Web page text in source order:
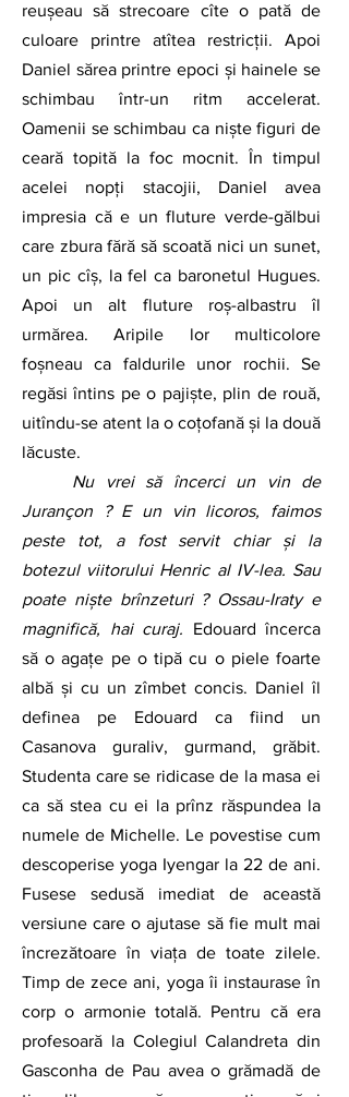
reușeau să strecoare cîte o pată de
culoare printre atîtea restricții. Apoi
Daniel sărea printre epoci și hainele se
schimbau într-un ritm accelerat.
Oamenii se schimbau ca niște figuri de
ceară topită la foc mocnit. În timpul
acelei nopți stacojii, Daniel avea
impresia că e un fluture verde-gălbui
care zbura fără să scoată nici un sunet,
un pic cîș, la fel ca baronetul Hugues.
Apoi un alt fluture roș-albastru îl
urmărea. Aripile lor multicolore
foșneau ca faldurile unor rochii. Se
regăsi întins pe o pajiște, plin de rouă,
uitîndu-se atent la o coțofană și la două
lăcuste.
Nu vrei să încerci un vin de
Jurançon ? E un vin licoros, faimos
peste tot, a fost servit chiar și la
botezul viitorului Henric al IV-lea. Sau
poate niște brînzeturi ? Ossau-Iraty e
magnifică, hai curaj. Edouard încerca
să o agațe pe o tipă cu o piele foarte
albă și cu un zîmbet concis. Daniel îl
definea pe Edouard ca fiind un
Casanova guraliv, gurmand, grăbit.
Studenta care se ridicase de la masa ei
ca să stea cu ei la prînz răspundea la
numele de Michelle. Le povestise cum
descoperise yoga Iyengar la 22 de ani.
Fusese sedusă imediat de această
versiune care o ajutase să fie mult mai
încrezătoare în viața de toate zilele.
Timp de zece ani, yoga îi instaurase în
corp o armonie totală. Pentru că era
profesoară la Colegiul Calandreta din
Gasconha de Pau avea o grămadă de